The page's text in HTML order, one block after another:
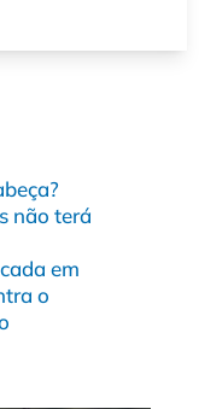
não terá
em
o